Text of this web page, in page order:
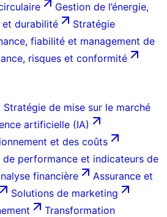
Gestion de l’énergie,
durabilité
Stratégie
fiabilité et management de
risques et conformité
Stratégie de mise sur le marché
artificielle (IA)
et des coûts
de performance et indicateurs de
financière
Assurance et
Solutions de marketing
Transformation